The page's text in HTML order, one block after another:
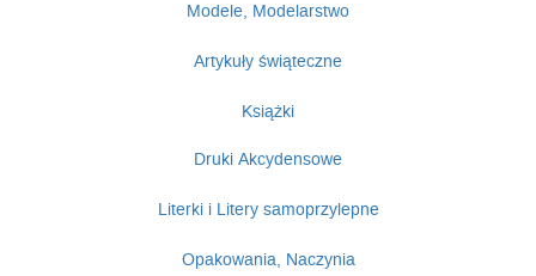
Modele, Modelarstwo
Artykuły świąteczne
Książki
Druki Akcydensowe
Literki i Litery samoprzylepne
Opakowania, Naczynia